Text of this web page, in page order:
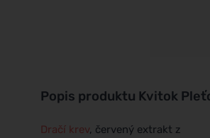
Popis produktu Kvitok
Dračí krev, červený extrakt z